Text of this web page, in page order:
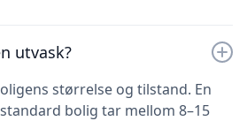
utvask?
størrelse og tilstand. En
bolig tar mellom 8–15